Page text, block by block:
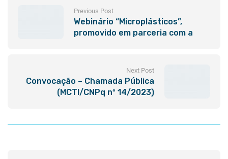
Previous Post
Webinário “Microplásticos”,
promovido em parceria com a
Next Post
Convocação – Chamada Pública
(MCTI/CNPq nº 14/2023)